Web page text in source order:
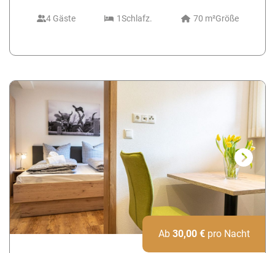
4 Gäste 1Schlafz. 70 m²Größe
Next
Ab 30,00 €pro Nacht